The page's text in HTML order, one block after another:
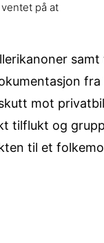
på at
samt
mot
tilflukt og
til et